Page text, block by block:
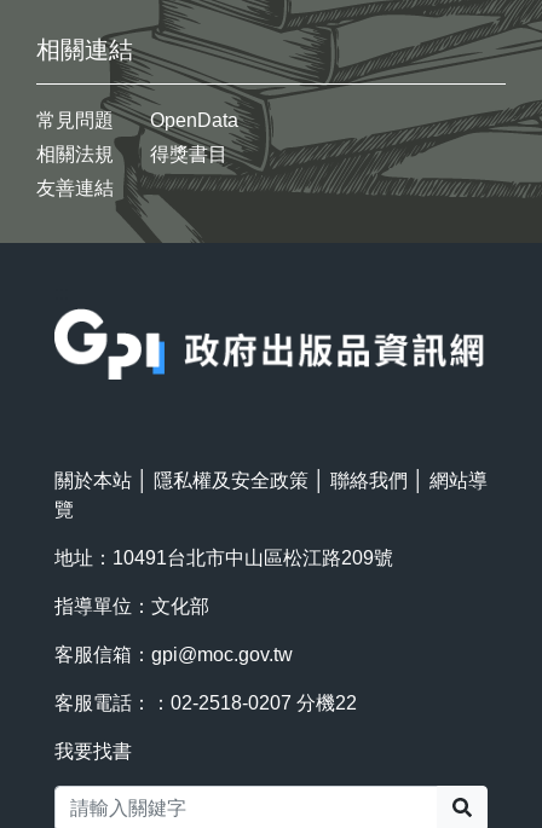
相關連結
常見問題
相關法規
友善連結
OpenData
得獎書目
關於本站 隱私權及安全政策 聯絡我們
網站導
覽
地址：10491台北市中山區松江路209號
指導單位：文化部
客服信箱： gpi@moc.gov.tw
客服電話：：02-2518-0207 分機22
我要找書